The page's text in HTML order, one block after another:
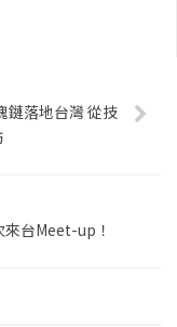
鏈落地台灣 從技
台Meet-up！